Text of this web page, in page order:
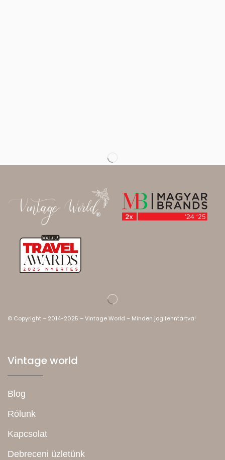
© Copyright – 2014-2025 – Vintage World – Minden jog fenntartva!
Vintage world
Blog
Rólunk
Kapcsolat
Debreceni üzletünk